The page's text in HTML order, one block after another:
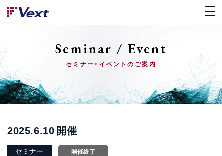
Seminar / Event
セミナー・イベントのご案内
2025.6.10 開催
セミナー 開催終了